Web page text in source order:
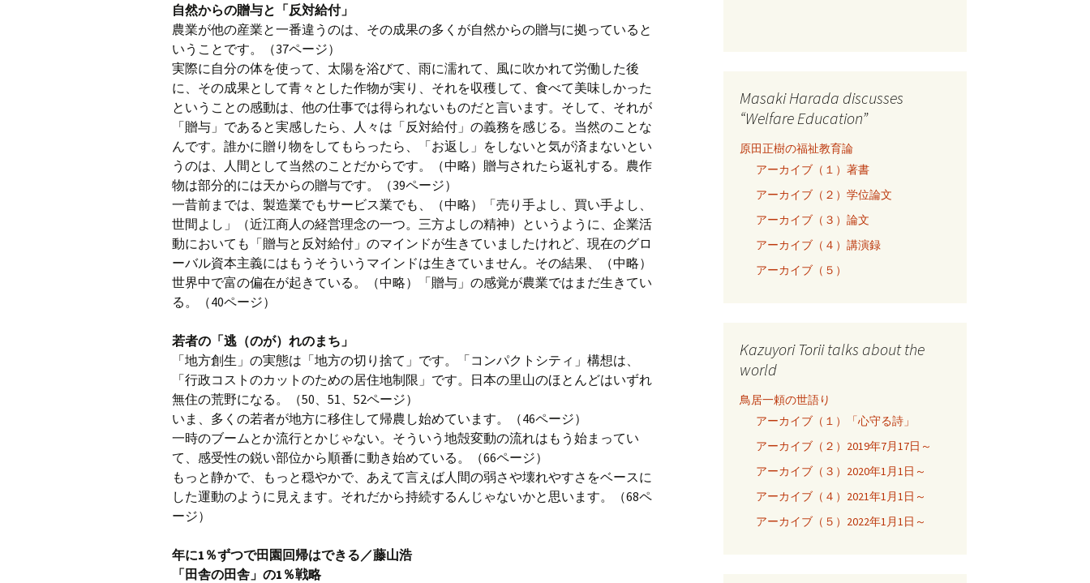
自然からの贈与と「反対給付」
農業が他の産業と一番違うのは、その成果の多くが自然からの贈与に拠っていると
いうことです。（37ページ）
実際に自分の体を使って、太陽を浴びて、雨に濡れて、風に吹かれて労働した後
に、その成果として青々とした作物が実り、それを収穫して、食べて美味しかった
ということの感動は、他の仕事では得られないものだと言います。そして、それが
「贈与」であると実感したら、人々は「反対給付」の義務を感じる。当然のことな
んです。誰かに贈り物をしてもらったら、「お返し」をしないと気が済まないとい
うのは、人間として当然のことだからです。（中略）贈与されたら返礼する。農作
物は部分的には天からの贈与です。（39ページ）
一昔前までは、製造業でもサービス業でも、（中略）「売り手よし、買い手よし、
世間よし」（近江商人の経営理念の一つ。三方よしの精神）というように、企業活
動においても「贈与と反対給付」のマインドが生きていましたけれど、現在のグロ
ーバル資本主義にはもうそういうマインドは生きていません。その結果、（中略）
世界中で富の偏在が起きている。（中略）「贈与」の感覚が農業ではまだ生きてい
る。（40ページ）
若者の「逃（のが）れのまち」
「地方創生」の実態は「地方の切り捨て」です。「コンパクトシティ」構想は、
「行政コストのカットのための居住地制限」です。日本の里山のほとんどはいずれ
無住の荒野になる。（50、51、52ページ）
いま、多くの若者が地方に移住して帰農し始めています。（46ページ）
一時のブームとか流行とかじゃない。そういう地殻変動の流れはもう始まってい
て、感受性の鋭い部位から順番に動き始めている。（66ページ）
もっと静かで、もっと穏やかで、あえて言えば人間の弱さや壊れやすさをベースに
した運動のように見えます。それだから持続するんじゃないかと思います。（68ペ
ージ）
年に1％ずつで田園回帰はできる／藤山浩
「田舎の田舎」の1％戦略
Masaki Harada discusses
“Welfare Education”
原田正樹の福祉教育論
アーカイブ（１）著書
アーカイブ（２）学位論文
アーカイブ（３）論文
アーカイブ（４）講演録
アーカイブ（５）
Kazuyori Torii talks about the
world
鳥居一頼の世語り
アーカイブ（１）「心守る詩」
アーカイブ（２）2019年7月17日～
アーカイブ（３）2020年1月1日～
アーカイブ（４）2021年1月1日～
アーカイブ（５）2022年1月1日～